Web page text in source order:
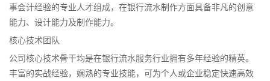
事会计经验的专业人才组成，在银行流水制作方面具备非凡的创意
能力、设计能力及制作能力。
核心技术团队
公司核心技术骨干均是在银行流水服务行业拥有多年经验的精英。
丰富的实战经验，娴熟的专业技能，可为个人或企业稳定快速高效